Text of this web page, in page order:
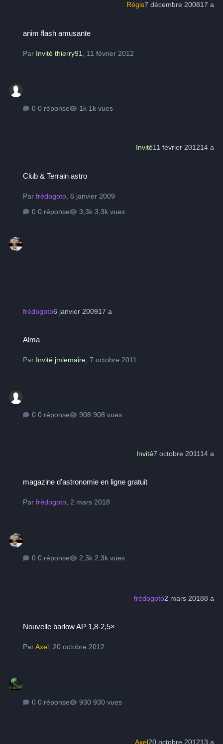
Régis7 décembre 200817 a
anim flash amusante
Par Invité thierry91 11 février 2012
0 réponse 1k vues
Invité11 février 201214 a
Club & Terrain astro
Parfrédogoto ,6 janvier 2009
0 réponse
3,3k vues
frédogoto6 janvier 200917 a
Alma
Par Invité jmlemaire,7 octobre 2011
0 réponse 908 vues
Invité7 octobre 201114 a
magazine d'astronomie en ligne gratuit
Parfrédogoto,2 mars 2018
0 réponse 2,3k vues
frédogoto2 mars 20188 a
Nouvelle barlow AP 1,8-2,5×
ParAxel,20 octobre 2012
0 réponse 930 vues
Axel20 octobre 201213 a